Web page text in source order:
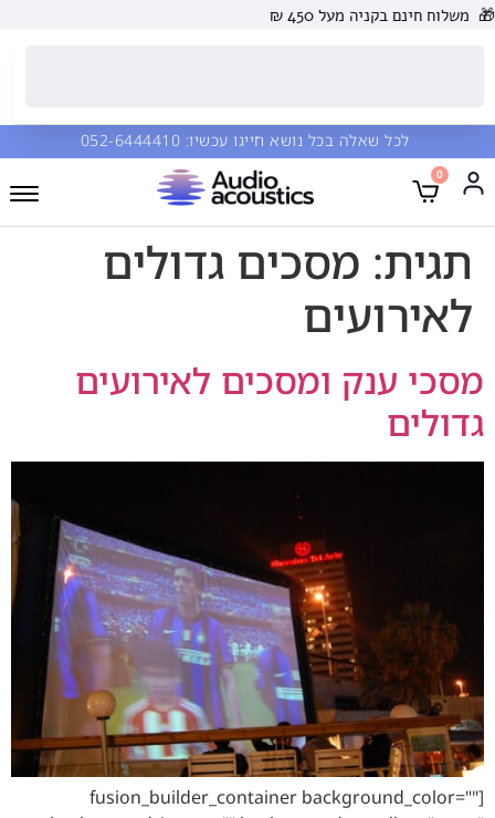
🎁 משלוח חינם בקניה מעל 450 ₪
לכל שאלה בכל נושא חייגו עכשיו:
0
תגית: מסכים גדולים
לאירועים
מסכי ענק ומסכים לאירועים
גדולים
[fusion_builder_container background_color=""